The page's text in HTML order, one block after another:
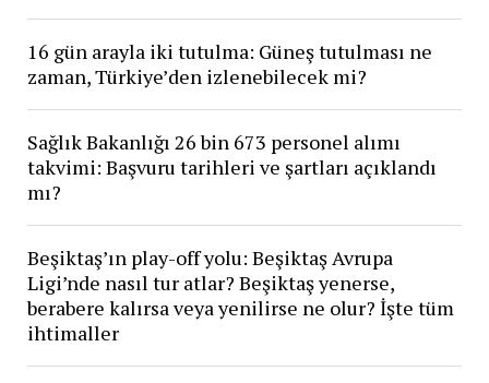
16 gün arayla iki tutulma: Güneş tutulması ne
zaman, Türkiye’den izlenebilecek mi?
Sağlık Bakanlığı 26 bin 673 personel alımı
takvimi: Başvuru tarihleri ve şartları açıklandı
mı?
Beşiktaş’ın play-off yolu: Beşiktaş Avrupa
Ligi’nde nasıl tur atlar? Beşiktaş yenerse,
berabere kalırsa veya yenilirse ne olur? İşte tüm
ihtimaller